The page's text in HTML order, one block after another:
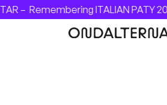
–Remembering ITALIAN PATY